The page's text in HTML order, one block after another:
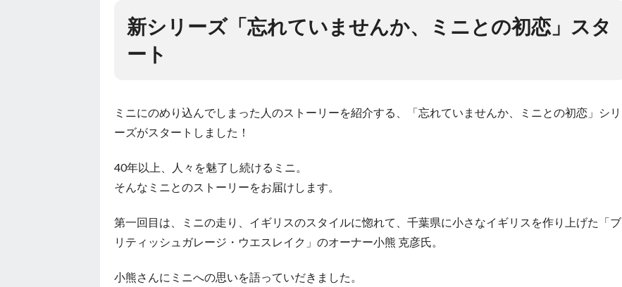
新シリーズ「忘れていませんか、ミニとの初恋」スタ
ート
ミニにのめり込んでしまった人のストーリーを紹介する、「忘れていませんか、ミニとの初恋」シリ
ーズがスタートしました！
40年以上、人々を魅了し続けるミニ。
そんなミニとのストーリーをお届けします。
第一回目は、ミニの走り、イギリスのスタイルに惚れて、千葉県に小さなイギリスを作り上げた「ブ
リティッシュガレージ・ウエスレイク」のオーナー小熊 克彦氏。
小熊さんにミニへの思いを語っていだきました。